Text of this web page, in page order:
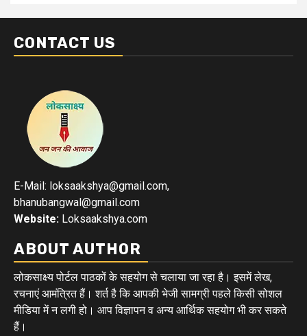
CONTACT US
E-Mail: loksaakshya@gmail.com,
bhanubangwal@gmail.com
Website: Loksaakshya.com
ABOUT AUTHOR
लोकसाक्ष्य पोर्टल पाठकों के सहयोग से चलाया जा रहा है। इसमें लेख,
रचनाएं आमंत्रित हैं। शर्त है कि आपकी भेजी सामग्री पहले किसी सोशल
मीडिया में न लगी हो। आप विज्ञापन व अन्य आर्थिक सहयोग भी कर सकते
हैं।